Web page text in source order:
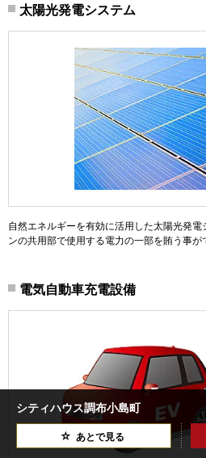
太陽光発電システム
自然エネルギーを有効に活用した太陽光発
ンの共用部で使用する電力の一部を賄う事が
電気自動車充電設備
シティハウス調布小島町
あとで見る